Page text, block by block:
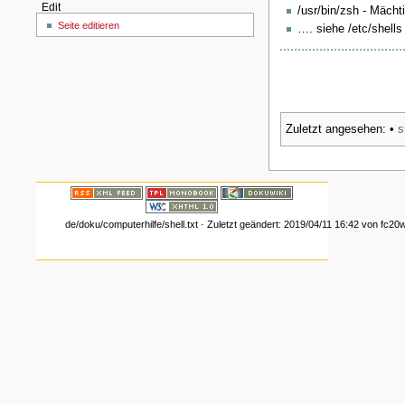
/usr/bin/zsh -
…. siehe /etc/shells
Zuletzt angesehen: •
Edit
Seite editieren
de/doku/computerhilfe/shell.txt· Zuletzt geändert: 2019/04/11 16:42von